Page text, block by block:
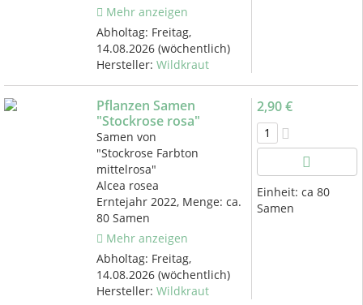
Mehr anzeigen
Abholtag: Freitag,
14.08.2026(wöchentlich)
Hersteller: Wildkraut
Pflanzen Samen
"Stockrose rosa"
Samen von
"Stockrose Farbton
mittelrosa"
Alcea rosea
Erntejahr 2022, Menge: ca.
80 Samen
Mehr anzeigen
Abholtag: Freitag,
14.08.2026(wöchentlich)
Hersteller: Wildkraut
2,90 €
Einheit: ca 80
Samen